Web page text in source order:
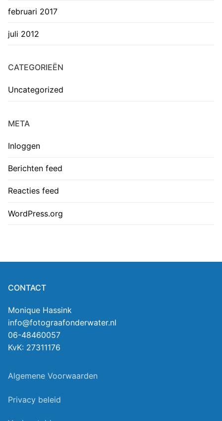
februari 2017
juli 2012
CATEGORIEËN
Uncategorized
META
Inloggen
Berichten feed
Reacties feed
WordPress.org
CONTACT
Monique Hassink
info@fotograafonderwater.nl
06-48460057
KvK: 27311176
Algemene Voorwaarden
Privacy beleid